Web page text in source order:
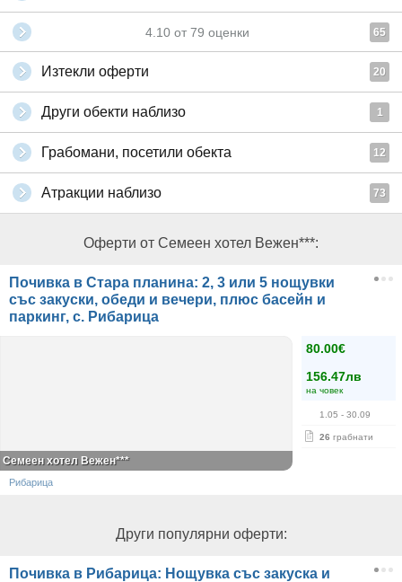
4.10 от 79 оценки 65
Изтекли оферти 20
Други обекти наблизо 1
Грабомани, посетили обекта 12
Атракции наблизо 73
Оферти от Семеен хотел Вежен***:
Почивка в Стара планина: 2, 3 или 5 нощувки
със закуски, обеди и вечери, плюс басейн и
паркинг, с. Рибарица
80.00€
156.47лв
на човек
1.05 - 30.09
26 грабнати
Семеен хотел Вежен***
Рибарица
Други популярни оферти:
Почивка в Рибарица: Нощувка със закуска и